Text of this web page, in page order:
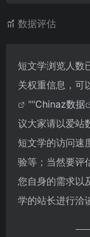
数据评估
短文学浏览人数
关权重信息，可
""Chinaz数据
议大家请以爱站
短文学的访问速
验等；当然要评
您自身的需求以
学的站长进行洽